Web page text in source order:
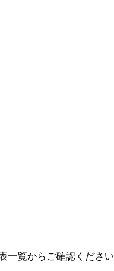
一覧からご確認ください